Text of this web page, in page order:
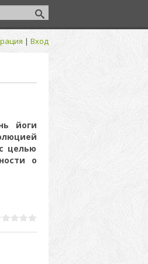
| Вход
йоги
целью
о